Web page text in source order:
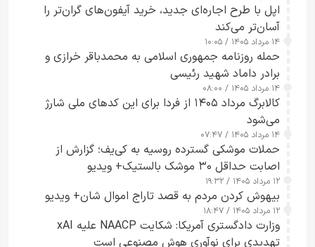
اپل با طرح اجاره‌ای جدید، خرید آیفون‌های گران‌تر را
آسان‌تر می‌کند
۱۴ مرداد ۱۴۰۵ / ۱۰:۰۵
حمله روزنامه جمهوری اسلامی به محمدباقر خرازی و
برادر داماد شهید رئیسی
۱۴ مرداد ۱۴۰۵ / ۰۸:۰۰
کالابرگ مرداد ۱۴۰۵ از فردا برای این کدهای ملی شارژ
می‌شود
۱۴ مرداد ۱۴۰۵ / ۰۷:۴۷
حملات موشکی گسترده روسیه به کی‌یف؛ گزارش از
اصابت حداقل ۳۰ موشک بالستیک+ ویدیو
۱۲ مرداد ۱۴۰۵ / ۱۹:۳۲
بیهوش کردن مردم به قصد تاراج اموال شان+ ویدیو
۱۲ مرداد ۱۴۰۵ / ۱۸:۴۷
وزارت دادگستری آمریکا: شکایت NAACP علیه xAI
تهدیدی برای نوآوری هوش مصنوعی است